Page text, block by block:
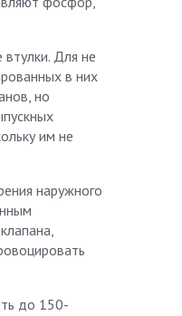
Для не
в них
но
им не
наружного
до 150-